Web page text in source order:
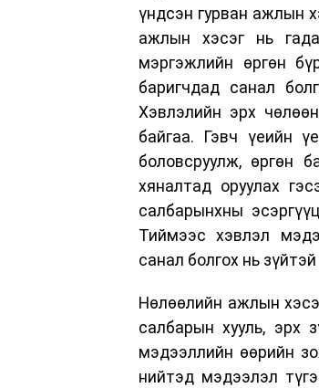
үндсэн гурван ажлын
ажлын хэсэг нь
мэргэжлийн өргөн
баригчдад санал
Хэвлэлийн эрх
байгаа. Гэвч үеийн
боловсруулж, өргөн
хяналтад оруулах
салбарынхны
Тиймээс хэвлэл
санал болгох нь
Нөлөөлийн ажлын
салбарын хууль, эрх
мэдээллийн өөрийн
нийтэд мэдээлэл